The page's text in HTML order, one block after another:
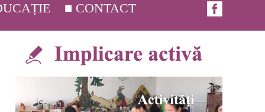
CONDUCERE
■ CONTACT